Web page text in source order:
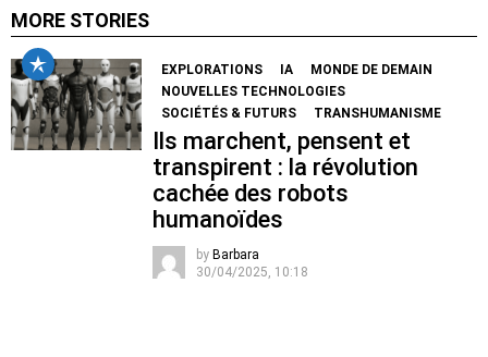
MORE STORIES
EXPLORATIONS IA
MONDE DE DEMAIN
NOUVELLES TECHNOLOGIES
SOCIÉTÉS & FUTURS
TRANSHUMANISME
Ils marchent, pensent et
transpirent : la révolution
cachée des robots
humanoïdes
by Barbara
30/04/2025, 10:18